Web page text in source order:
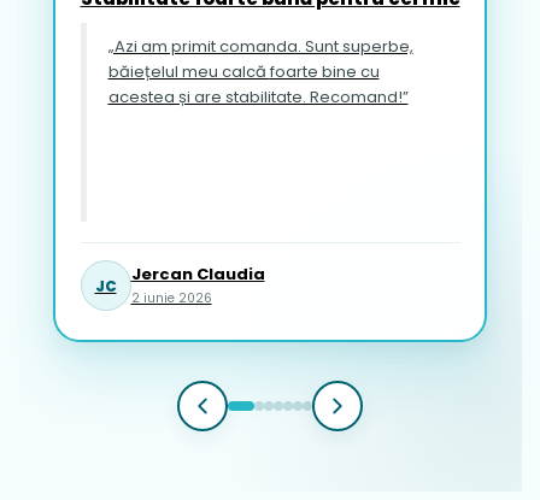
„Azi am primit comanda. Sunt superbe,
băiețelul meu calcă foarte bine cu
acestea și are stabilitate. Recomand!”
JC
Jercan Claudia
2 iunie 2026